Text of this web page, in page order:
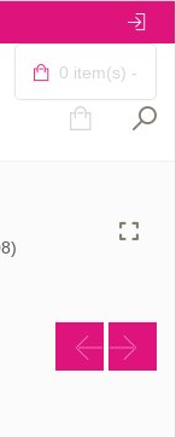
0 item(s) -